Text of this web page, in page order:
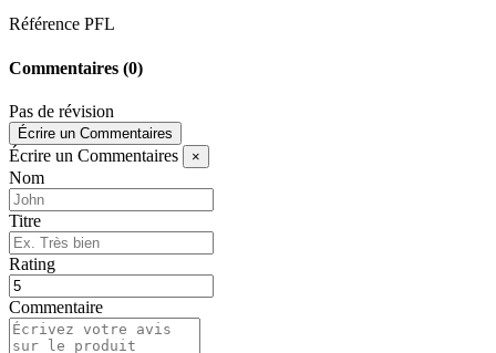
Référence PFL
Commentaires (0)
Pas de révision
Écrire un Commentaires
Écrire un Commentaires ×
Nom
Titre
Rating
Commentaire